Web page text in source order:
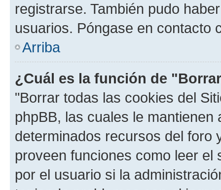
registrarse. También pudo
usuarios. Póngase en contacto
Arriba
¿Cuál es la función de
"Borrar todas las cookies del
phpBB, las cuales le
determinados recursos del foro
proveen funciones como leer el
por el usuario si la